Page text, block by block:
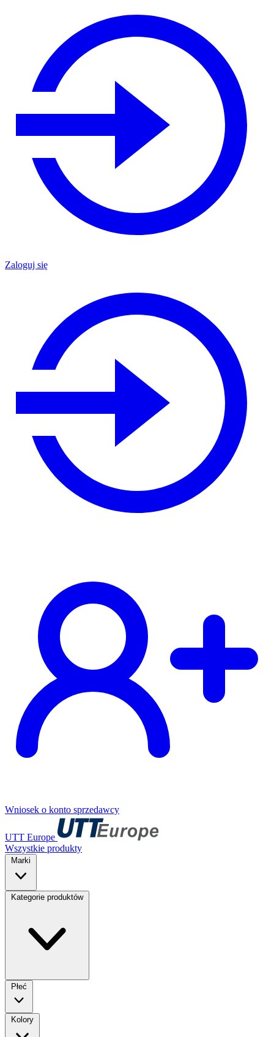
Zaloguj się
Wniosek o konto sprzedawcy
UTT Europe
Wszystkie produkty
Marki
Kategorie produktów
Płeć
Kolory